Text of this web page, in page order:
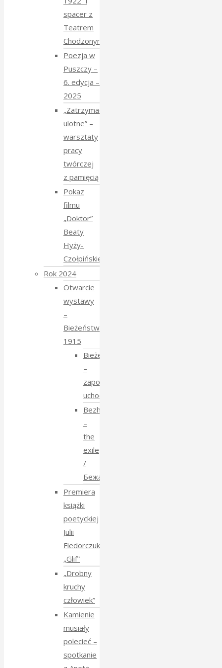
spacer z
Teatrem
Chodzonym
Poezja w
Puszczy –
6. edycja –
2025
„Zatrzymać
ulotne” –
warsztaty
pracy
twórczej
z pamięcią
Pokaz
filmu
„Doktor”
Beaty
Hyży-
Czołpińskiej
Rok 2024
Otwarcie
wystawy
–
Bieżeństwo
1915
Bieżeństwo
–
zapomniane
uchodźstwo
Bezhenstvo
–
the
exile
/
Бежанства
Premiera
książki
poetyckiej
Julii
Fiedorczuk
„Glif”
„Drobny
kruchy
człowiek”
Kamienie
musiały
polecieć –
spotkanie